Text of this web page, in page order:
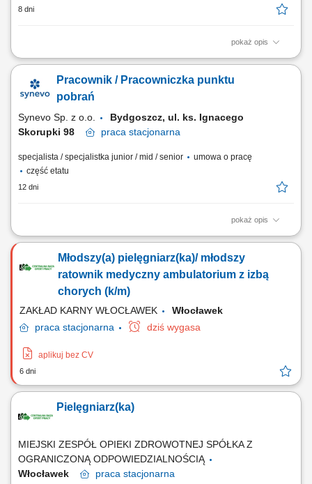
8 dni
pokaż opis
Bieżąca opieka nad pacjentem i dbaniem o komfortowy przebieg wizyty
związanych z bezpiecznym pozyskiwaniem próbki biologicznej.
Rzetelne wprowadzanie danych do wewnętrznych systemów
Pracownik / Pracowniczka punktu
pobrań
Synevo Sp. z o.o.
Bydgoszcz, ul. ks. Ignacego
Skorupki 98
praca stacjonarna
specjalista / specjalistka junior / mid / senior
umowa o pracę
część etatu
12 dni
pokaż opis
Opis stanowiska: Profesjonalna obsługa osób zgłaszających się na
medycznym. Sprawne wykonywanie zabiegów medycznych związanych
z pobieraniem próbek do badań laboratoryjnych. Skrupulatne
prowadzenie oraz archiwizacja dokumentacji...
Młodszy(a) pielęgniarz(ka)/ młodszy
ratownik medyczny ambulatorium z izbą
chorych (k/m)
ZAKŁAD KARNY WŁOCŁAWEK
Włocławek
praca stacjonarna dziś wygasa
aplikuj bez CV
6 dni
Pielęgniarz(ka)
MIEJSKI ZESPÓŁ OPIEKI ZDROWOTNEJ SPÓŁKA Z
OGRANICZONĄ ODPOWIEDZIALNOŚCIĄ
Włocławek
praca stacjonarna